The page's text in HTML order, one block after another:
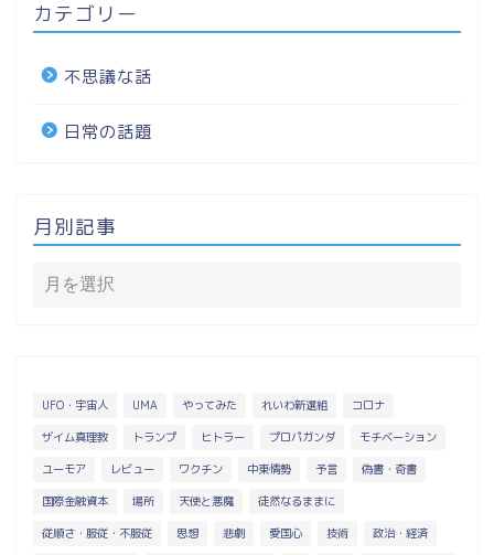
カテゴリー
不思議な話
日常の話題
月別記事
UFO・宇宙人 UMA やってみた れいわ新選組 コロナ
ザイム真理教 トランプ ヒトラー プロパガンダ モチベーション
ユーモア レビュー ワクチン 中東情勢 予言 偽書・奇書
国際金融資本 場所 天使と悪魔 徒然なるままに
従順さ・服従・不服従 思想 悲劇 愛国心 技術 政治・経済